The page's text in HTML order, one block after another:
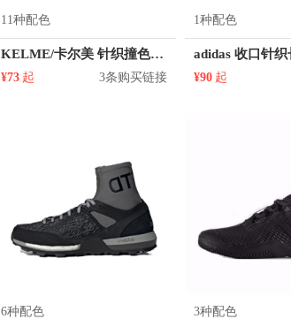
11种配色
KELME/卡尔美 针织撞色拼接立领夹克 男中大童 K077C
¥73 起 3条购买链接
1种配色
¥90 起
6种配色 3种配色